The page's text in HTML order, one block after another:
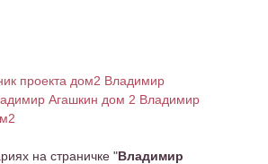
проекта дом2 Владимир
Агашкин дом 2 Владимир
на страничке "Владимир